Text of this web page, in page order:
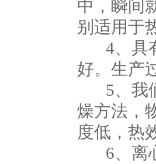
中，瞬间
别适用于
4、具有
好。生产
5、我们
燥方法，
度低，热
6、离心